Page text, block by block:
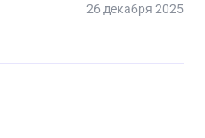
26 декабря 2025